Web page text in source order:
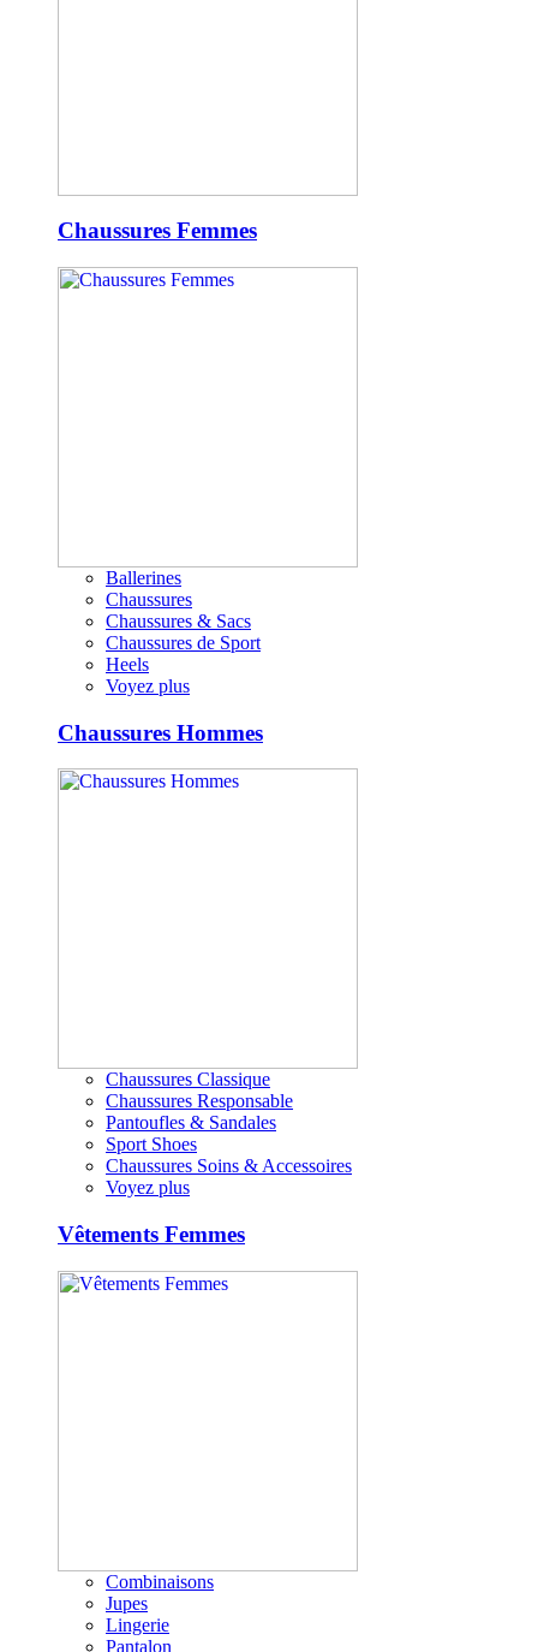
Chaussures Femmes
Ballerines
Chaussures
Chaussures & Sacs
Chaussures de Sport
Heels
Voyez plus
Chaussures Hommes
Chaussures Classique
Chaussures Responsable
Pantoufles & Sandales
Sport Shoes
Chaussures Soins & Accessoires
Voyez plus
Vêtements Femmes
Combinaisons
Jupes
Lingerie
Pantalon